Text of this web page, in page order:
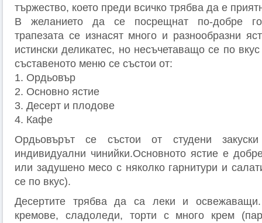
тържество, което преди всичко трябва да е
В желанието да се посрещнат по-добре
трапезата се изнасят много и разнообразни
истински деликатес, но несъчетаващо се по
съставеното меню се състои от:
1. Ордьовър
2. Основно ястие
3. Десерт и плодове
4. Кафе
Ордьовърът се състои от студени
индивидуални чинийки.Основното ястие е
или задушено месо с няколко гарнитури и
се по вкус).
Десертите трябва да са леки и
кремове, сладоледи, торти с много крем